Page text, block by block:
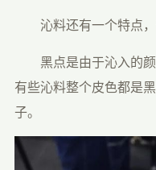
沁料还有一个特点，
黑点是由于沁入的颜
有些沁料整个皮色都是
子。